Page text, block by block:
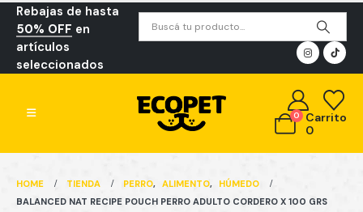
Rebajas de hasta
50% OFF en
artículos
seleccionados
0
Carrito
0
HOME TIENDA PERRO, ALIMENTO,
HÚMEDO
BALANCED NAT RECIPE POUCH PERRO ADULTO CORDERO X 100 GRS